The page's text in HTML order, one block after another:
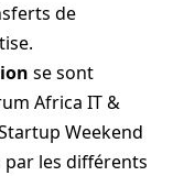
de
se sont
Africa IT &
Weekend
par les différents